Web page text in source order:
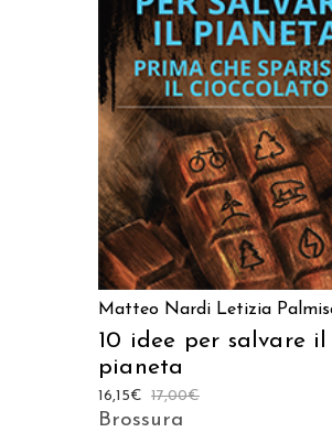
AGGIUNGI AL CARRELLO
Matteo Nardi Letizia
10 idee per salvare il
pianeta
17,00€
16,15€
Brossura